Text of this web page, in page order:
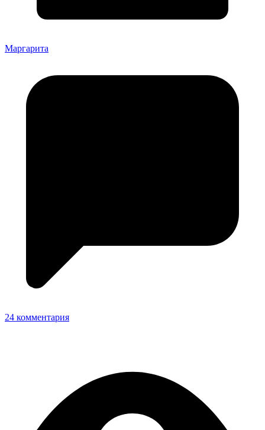
Маргарита
24 комментария